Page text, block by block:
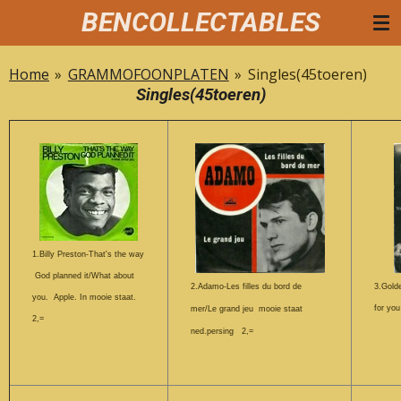
de
BENCOLLECTABLES
Home » GRAMMOFOONPLATEN » Singles(45toeren)
Singles(45toeren)
1.Billy Preston-That's the way
God planned it/What about
you. Apple. In mooie staat.
2,=
2.Adamo-Les filles du bord de
mer/Le grand jeu mooie staat
ned.persing 2,=
for